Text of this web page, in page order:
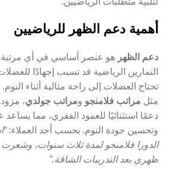
أهمية دعم الظهر للرياضيين
دعم الظهر هو عنصر أساسي في أي
التمارين الرياضية قد تسبب إجهادًا
تحتاج العضلات إلى راحة مثالية أثناء
مثل مراتب فلامنجو ومراتب جولدي،
دعمًا استثنائيًا للعمود الفقري، مما يساعد
وتحسين جودة النوم. بحسب أحد العملاء:
الدورا فلامنجو لمدة ثلاث سنوات،
ظهري بعد التدريبات الشاقة.”